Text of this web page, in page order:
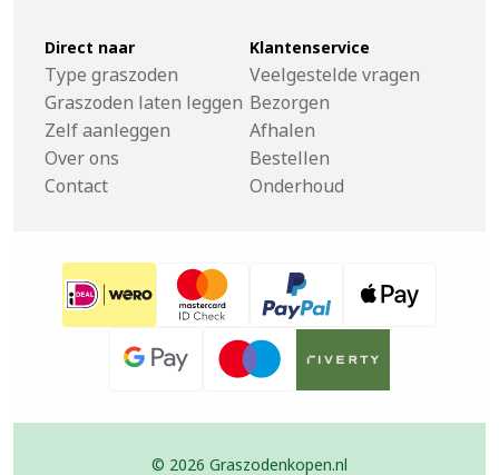
Direct naar
Type graszoden
Graszoden laten leggen
Zelf aanleggen
Over ons
Contact
Klantenservice
Veelgestelde vragen
Bezorgen
Afhalen
Bestellen
Onderhoud
© 2026 Graszodenkopen.nl